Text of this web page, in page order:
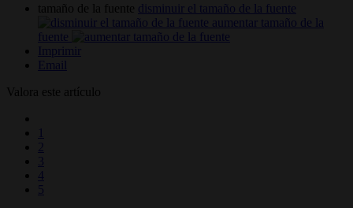
tamaño de la fuente disminuir el tamaño de la fuente
aumentar tamaño de la
fuente
Imprimir
Email
Valora este artículo
1
2
3
4
5